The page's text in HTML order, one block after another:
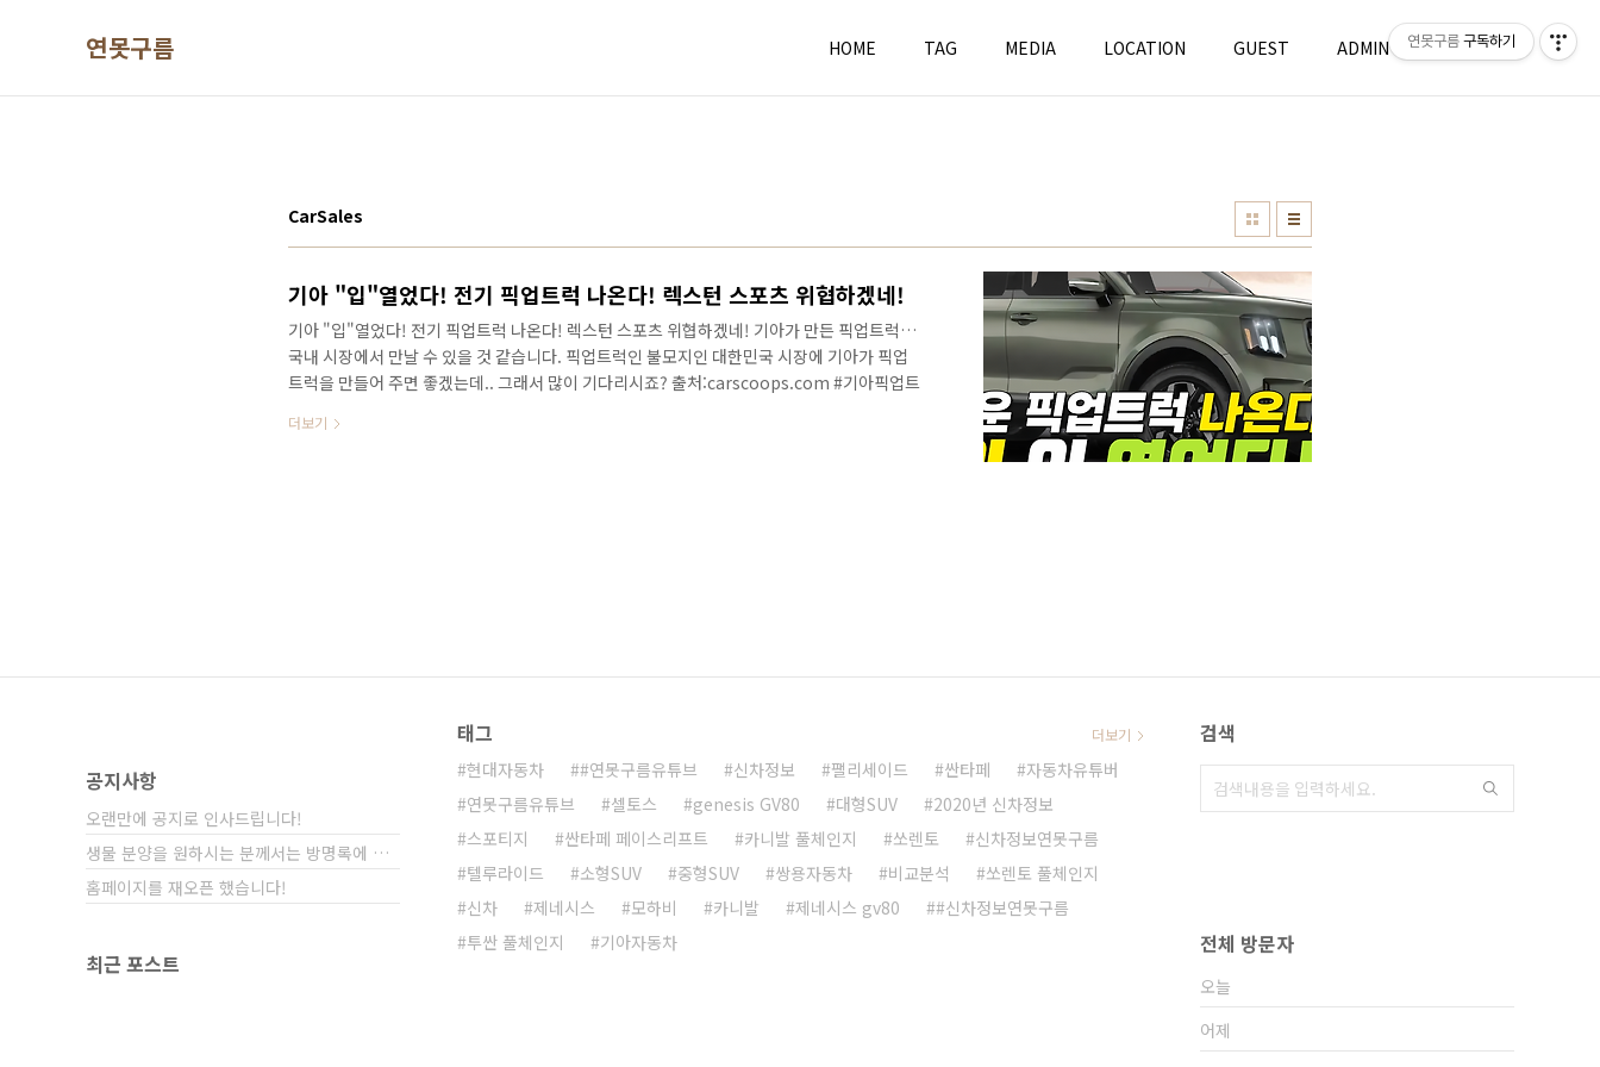
연못구름 HOME TAG MEDIA LOCATION GUEST ADMIN WRITE
CarSales
기아 "입"열었다! 전기 픽업트럭 나온다! 렉스턴 스포츠 위협하겠네!
기아 "입"열었다! 전기 픽업트럭 나온다! 렉스턴 스포츠 위협하겠네! 기아가 만든 픽업트럭을
국내 시장에서 만날 수 있을 것 같습니다. 픽업트럭인 불모지인 대한민국 시장에 기아가 픽업
트럭을 만들어 주면 좋겠는데.. 그래서 많이 기다리시죠? 출처:carscoops.com #기아픽업트
소식을 알려드리겠습니다. 영상으로 정확한 소식을 가장 먼저 만나보세요! 안녕하세요? 연못
더보기
공지사항
오랜만에 공지로 인사드립니다!
생물 분양을 원하시는 분께서는 방명록에 비밀글⋯
홈페이지를 재오픈 했습니다!
최근 포스트
태그
현대자동차 #연못구름유튜브 신차정보 팰리세이드 싼타페
자동차유튜버
연못구름유튜브
셀토스 genesis GV80 대형SUV
2020년 신차정보
스포티지
싼타페 페이스리프트 카니발 풀체인지 쏘렌토
신차정보연못구름
텔루라이드
소형SUV 중형SUV 쌍용자동차 비교분석
쏘렌토 풀체인지
신차
제네시스 모하비 카니발 제네시스 gv80
#신차정보연못구름
투싼 풀체인지
기아자동차
더보기 검색
전체 방문자
오늘
어제
연못구름 구독하기